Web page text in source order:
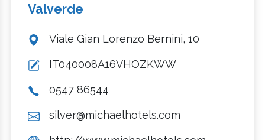
Valverde
Viale Gian Lorenzo Bernini, 10
IT040008A16VHOZKWW
0547 86544
silver@michaelhotels.com